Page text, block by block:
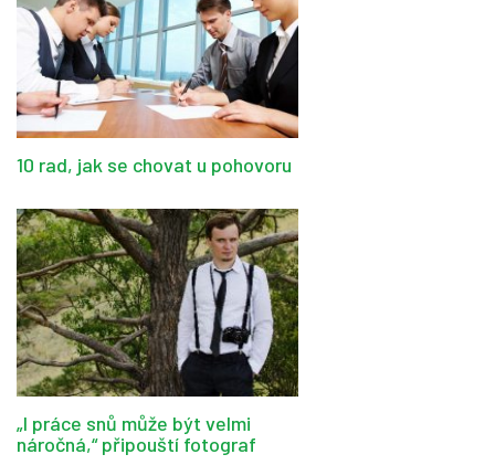
10 rad, jak se chovat u pohovoru
„I práce snů může být velmi
náročná,“ připouští fotograf